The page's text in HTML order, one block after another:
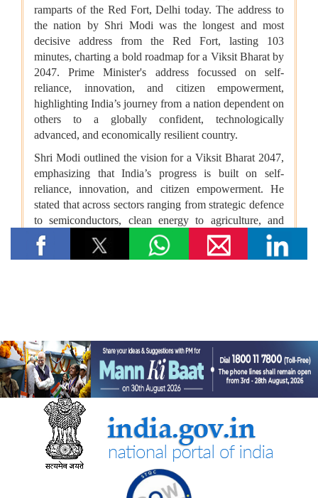
आयुष औषधियों का मानकीकरण
महिलाओं के लिए आयुष स्वास्थ्य सेवाओं की प्रगति
जनजातीय क्षेत्रों में आयुष स्वास्थ्य सेवाएं
सोवा-रिग्पा को वैश्विक स्तर पर मान्यता प्राप्त साक्ष्य-आधारित स्वास्थ्य सेवा
प्रणाली के रूप में उभरना चाहिए: केंद्रीय मंत्री श्री प्रतापराव जाधव
कृषि एवं किसान कल्‍याण मंत्रालय
विषय: मानव-जनित भूमि क्षरण के कारण कृषि उपज में हानि
विषय- एग्रीस्टैक और डिजिटल कृषि मिशन का कार्यान्वयन
विषय- किसान उत्पादक संगठनों (एफपीओ) का गठन
विषय: राष्ट्रीय खाद्य तेल मिशन तिलहन (एनएमईओ-तिलहन) का क्रियान्वयन
विषय: तिलहन एवं दलहन के उत्पादन को बढ़ाने के लिए उठाए गए कदम
स्थायी सामुदायिक परिसंपत्तियों में बदलने में भारत का नेतृत्व किया
वाणिज्‍य एवं उद्योग मंत्रालय
डीजीएफटी, 'सोर्स फ्रॉम इंडिया' फीचर के माध्यम से डीपीआईआईटी-मान्यता
प्राप्त स्टार्टअप्स को वैश्विक व्यापार पारिस्थितिकी तंत्र से जोड़ता है
नई दिल्ली में आधुनिकीकरण और औद्योगिक सहयोग पर भारत-रूस कार्य समूह
के 12वें सत्र का आयोजन
भव्य योजना के पहले चरण के पहले राउंड में 87 प्रस्ताव प्राप्त हुए